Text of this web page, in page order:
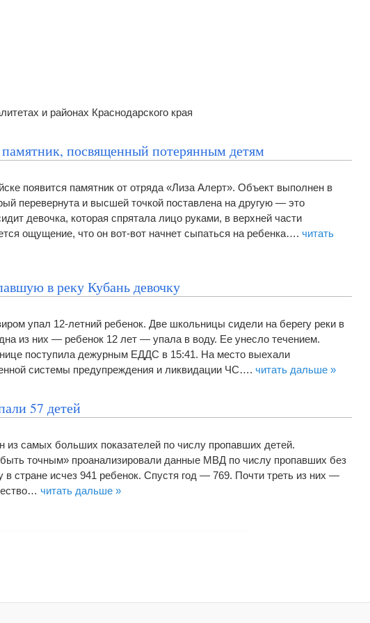
и районах Краснодарского края
посвященный потерянным детям
появится памятник от отряда «Лиза Алерт». Объект выполнен в
перевернута и высшей точкой поставлена на другую — это
девочка, которая спрятала лицо руками, в верхней части
ощущение, что он вот-вот начнет сыпаться на ребенка…. читать
в реку Кубань девочку
упал 12-летний ребенок. Две школьницы сидели на берегу реки в
из них — ребенок 12 лет — упала в воду. Ее унесло течением.
поступила дежурным ЕДДС в 15:41. На место выехали
системы предупреждения и ликвидации ЧС…. читать дальше »
57 детей
из самых больших показателей по числу пропавших детей.
точным» проанализировали данные МВД по числу пропавших без
в стране исчез 941 ребенок. Спустя год — 769. Почти треть из них —
читать дальше »